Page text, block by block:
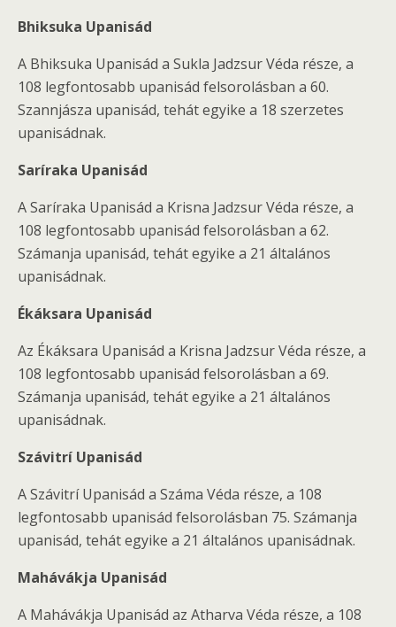
Bhiksuka Upanisád
A Bhiksuka Upanisád a Sukla Jadzsur Véda része, a
108 legfontosabb upanisád felsorolásban a 60.
Szannjásza upanisád, tehát egyike a 18 szerzetes
upanisádnak.
Saríraka Upanisád
A Saríraka Upanisád a Krisna Jadzsur Véda része, a
108 legfontosabb upanisád felsorolásban a 62.
Számanja upanisád, tehát egyike a 21 általános
upanisádnak.
Ékáksara Upanisád
Az Ékáksara Upanisád a Krisna Jadzsur Véda része, a
108 legfontosabb upanisád felsorolásban a 69.
Számanja upanisád, tehát egyike a 21 általános
upanisádnak.
Szávitrí Upanisád
A Szávitrí Upanisád a Száma Véda része, a 108
legfontosabb upanisád felsorolásban 75. Számanja
upanisád, tehát egyike a 21 általános upanisádnak.
Mahávákja Upanisád
A Mahávákja Upanisád az Atharva Véda része, a 108